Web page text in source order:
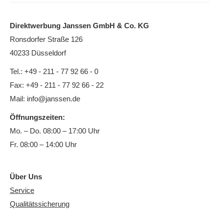
Direktwerbung Janssen GmbH & Co. KG
Ronsdorfer Straße 126
40233 Düsseldorf
Tel.: +49 - 211 - 77 92 66 - 0
Fax: +49 - 211 - 77 92 66 - 22
Mail: info@janssen.de
Öffnungszeiten:
Mo. – Do. 08:00 – 17:00 Uhr
Fr. 08:00 – 14:00 Uhr
Über Uns
Service
Qualitätssicherung